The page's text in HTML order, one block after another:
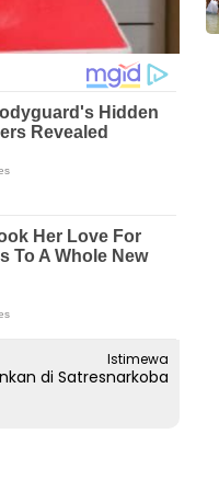
Istimewa
di Satresnarkoba